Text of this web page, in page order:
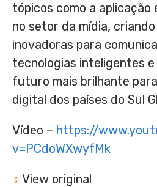
tópicos como a aplicação
no setor da mídia,
inovadoras para
tecnologias inteligentes
futuro mais brilhante
digital dos países do Sul
Vídeo – https://
v=PCdoWXwyfMk
View original